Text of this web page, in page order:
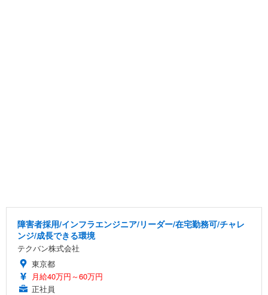
障害者採用/インフラエンジニア/リーダー/在宅勤務可/チャレ
ンジ/成長できる環境
テクバン株式会社
東京都
月給40万円～60万円
正社員